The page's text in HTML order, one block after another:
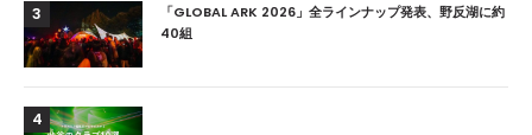
3
「GLOBAL ARK 2026」全ラインナップ発表、野反湖に約
40組
4